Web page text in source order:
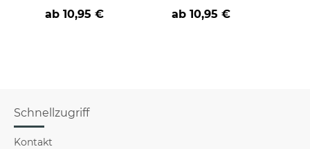
Sprüche-
ab 10,95 € ab 10,95 €
Schnellzugriff
Kontakt